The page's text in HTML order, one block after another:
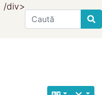
/div>
Find